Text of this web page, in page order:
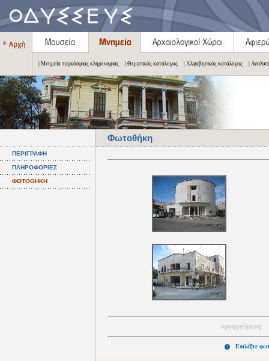
| Μνημεία παγκόσμιας κληρονομιάς | Θεματικός κατάλογος | Αλφαβητικός κατάλογος |
Φωτοθήκη
ΠΕΡΙΓΡΑΦΗ
ΠΛΗΡΟΦΟΡΙΕΣ
ΦΩΤΟΘΗΚΗ
προηγούμενη
Επιλέξτε